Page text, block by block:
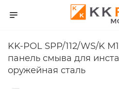
KK-POL SPP/112/WS/K
панель смыва для
оружейная сталь
—